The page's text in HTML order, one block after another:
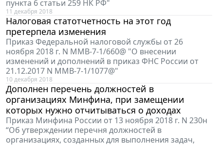
пункта 6 статьи 259 НК РФ"
11 декабря 2018
Налоговая статотчетность на этот год
претерпела изменения
Приказ Федеральной налоговой службы от 26
ноября 2018 г. N ММВ-7-1/660@ "О внесении
изменений и дополнений в приказ ФНС России от
21.12.2017 N ММВ-7-1/1077@"
10 декабря 2018
Дополнен перечень должностей в
организациях Минфина, при замещении
которых нужно отчитываться о доходах
Приказ Минфина России от 13 ноября 2018 г. N 230н
“Об утверждении перечня должностей в
организациях, созданных для выполнения задач,